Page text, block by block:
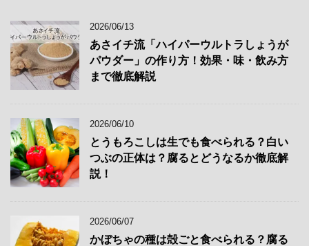
2026/06/13
あさイチ流「ハイパーウルトラしょうが
パウダー」の作り方！効果・味・飲み方
まで徹底解説
2026/06/10
とうもろこしは生でも食べられる？白い
つぶの正体は？腐るとどうなるか徹底解
説！
2026/06/07
かぼちゃの種は殻ごと食べられる？腐る